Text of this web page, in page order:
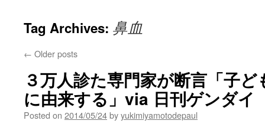
Tag Archives: 鼻血
← Older posts
３万人診た専門家が断言「子
に由来する」via 日刊ゲンダイ
Posted on 2014/05/24byyukimiyamotodepaul